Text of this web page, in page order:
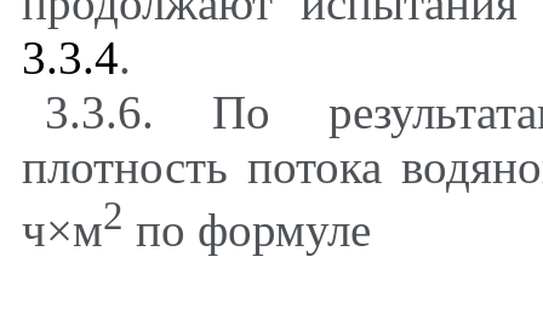
3.3.4.
3.3.6. По
плотность потока
ч×м2 по формуле